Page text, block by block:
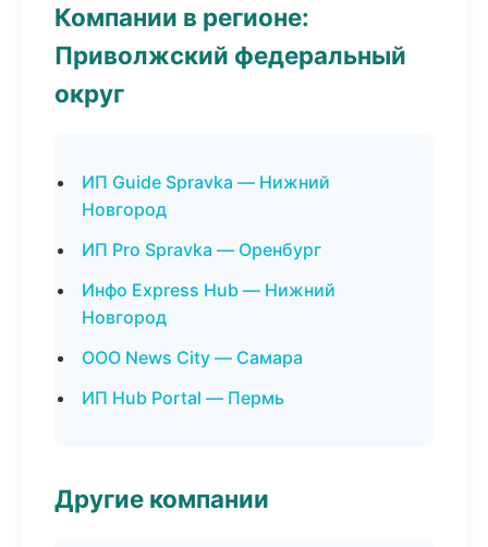
Компании в регионе:
Приволжский федеральный
округ
ИП Guide Spravka — Нижний
Новгород
ИП Pro Spravka — Оренбург
Инфо Express Hub — Нижний
Новгород
ООО News City — Самара
ИП Hub Portal — Пермь
Другие компании